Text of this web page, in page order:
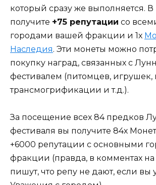
который сразу же выполняется. В
получите +75 репутации со
городами вашей фракции и 1х
Наследия. Эти монеты можно
покупку наград, связанных с
фестивалем (питомцев,
трансмогрификации и т.д.).
За посещение всех 84 предков
фестиваля вы получите 84х
+6000 репутации с основными
фракции (правда, в комментах на
пишут, что репу не дают, если вы